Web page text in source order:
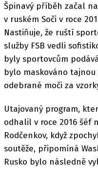
Špinavý příběh začal
v ruském Soči v roce
Nastiňuje, že ruští
služby FSB vedli
byly sportovcům
bylo maskováno
odebrané moči za
Utajovaný program,
odhalil v roce 2016 šéf
Rodčenkov, když
soutěže, připomíná
Rusko bylo následně